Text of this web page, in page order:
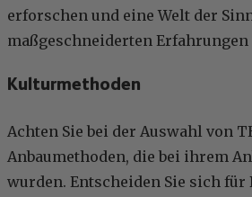
erforschen und eine Welt der
maßgeschneiderten
Kulturmethoden
Achten Sie bei der Auswahl von
Anbaumethoden, die bei ihrem
wurden. Entscheiden Sie sich für